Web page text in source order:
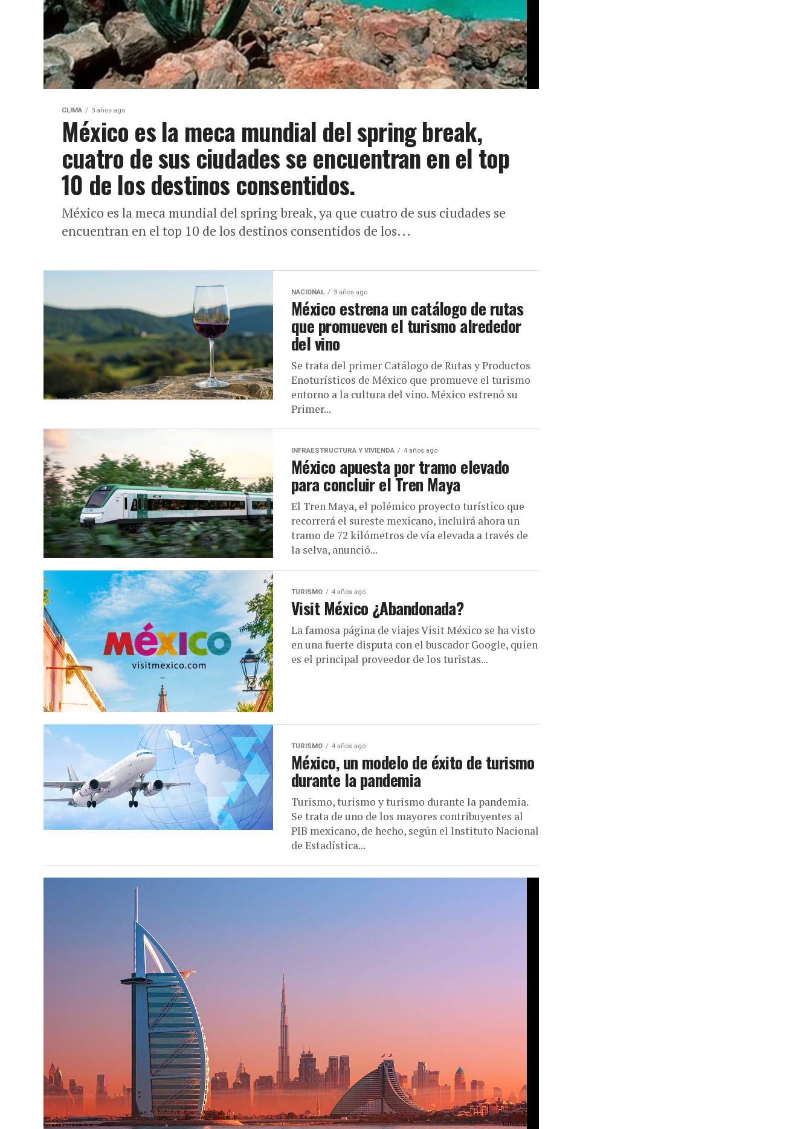
CLIMA 3 años ago
México es la meca mundial del spring break,
cuatro de sus ciudades se encuentran en el top
10 de los destinos consentidos.
México es la meca mundial del spring break, ya que cuatro de sus ciudades se
encuentran en el top 10 de los destinos consentidos de los...
NACIONAL 3 años ago
México estrena un catálogo de rutas
que promueven el turismo alrededor
del vino
Se trata del primer Catálogo de Rutas y Productos
Enoturísticos de México que promueve el turismo
entorno a la cultura del vino. México estrenó su
Primer...
INFRAESTRUCTURA Y VIVIENDA 4 años ago
México apuesta por tramo elevado
para concluir el Tren Maya
El Tren Maya, el polémico proyecto turístico que
recorrerá el sureste mexicano, incluirá ahora un
tramo de 72 kilómetros de vía elevada a través de
la selva, anunció...
TURISMO 4 años ago
Visit México ¿Abandonada?
La famosa página de viajes Visit México se ha visto
en una fuerte disputa con el buscador Google, quien
es el principal proveedor de los turistas...
TURISMO 4 años ago
México, un modelo de éxito de turismo
durante la pandemia
Turismo, turismo y turismo durante la pandemia.
Se trata de uno de los mayores contribuyentes al
PIB mexicano, de hecho, según el Instituto Nacional
de Estadística...